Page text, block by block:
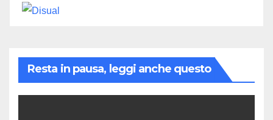
Resta in pausa, leggi anche questo